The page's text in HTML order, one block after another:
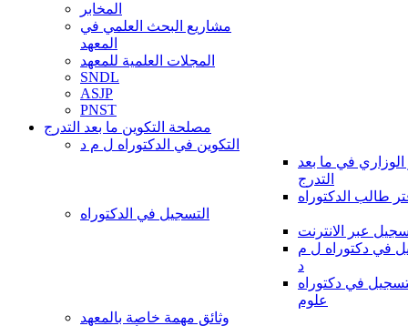
المخابر
مشاريع البحث العلمي في
المعهد
المجلات العلمية للمعهد
SNDL
ASJP
PNST
مصلحة التكوين ما بعد التدرج
التكوين في الدكتوراه ل م د
الوزاري في ما بعد
التدرج
طالب الدكتوراه
التسجيل في الدكتوراه
عبر الانترنت
في دكتوراه ل م
د
في دكتوراه
علوم
وثائق مهمة خاصة بالمعهد